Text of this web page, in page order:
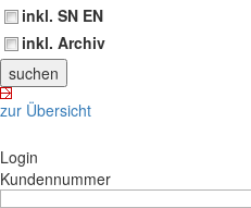
inkl. SN EN
inkl. Archiv
zur Übersicht
Login
Kundennummer